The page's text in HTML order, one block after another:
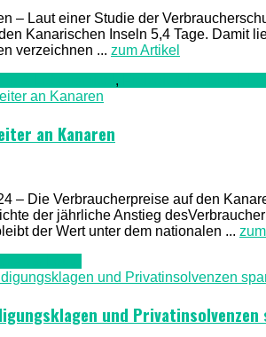
– Laut einer Studie der
Kanarischen Inseln 5,4 Tage. Damit
verzeichnen ... zum Artikel
,
an Kanaren
– Die Verbraucherpreise auf den
der jährliche Anstieg
der Wert unter dem nationalen ...
und